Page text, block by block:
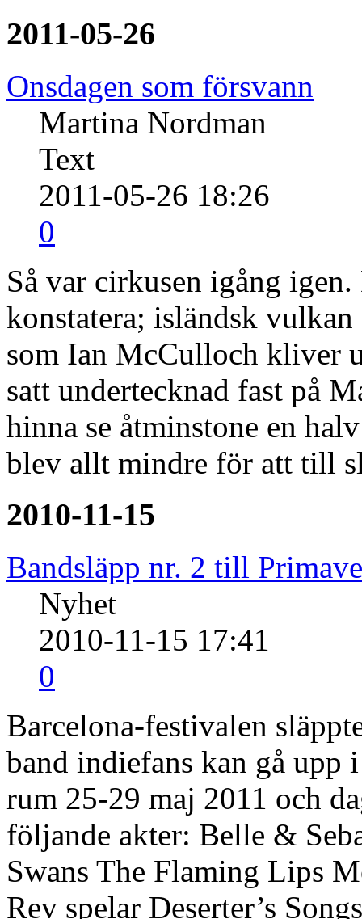
2011-05-26
Onsdagen som försvann
Martina Nordman
Text
2011-05-26 18:26
0
Så var cirkusen igång
konstatera; isländsk
som Ian McCulloch kliver
satt undertecknad fast på
hinna se åtminstone en
blev allt mindre för att till
2010-11-15
Bandsläpp nr. 2 till
Nyhet
2010-11-15 17:41
0
Barcelona-festivalen
band indiefans kan gå upp
rum 25-29 maj 2011 och
följande akter: Belle &
Swans The Flaming Lips
Rev spelar Deserter’s